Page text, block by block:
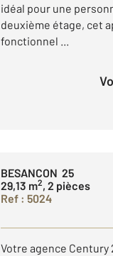
idéal pour une
deuxième étage, cet
fonctionnel ...
BESANCON 25
29,13 m2, 2 pièces
Ref : 5024
Votre agence Century